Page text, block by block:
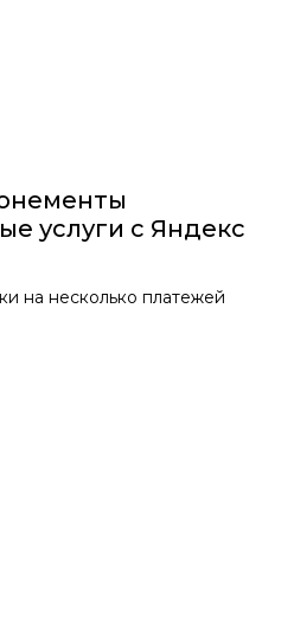
услуги с Яндекс
на несколько платежей